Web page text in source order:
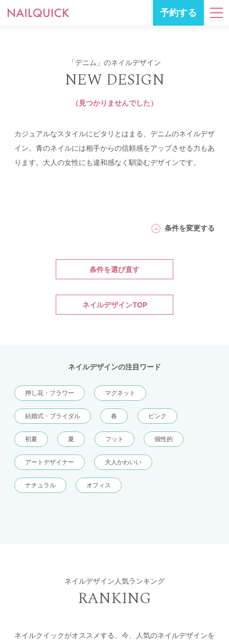
予約する
「デニム」のネイルデザイン
NEW DESIGN
（見つかりませんでした）
カジュアルなスタイルにピタリとはまる、デニムのネイルデザ
イン。青のネイルには相手からの信頼感をアップさせる力もあ
ります。大人の女性にも違和感なく馴染むデザインです。
条件を変更する
条件を選び直す
ネイルデザインTOP
ネイルデザインの注目ワード
押し花・フラワー マグネット
結婚式・ブライダル 春 ピンク
初夏 夏 フット 個性的
アートデザイナー 大人かわいい
ナチュラル オフィス
ネイルデザイン人気ランキング
RANKING
ネイルクイックがオススメする、今、人気のネイルデザインを